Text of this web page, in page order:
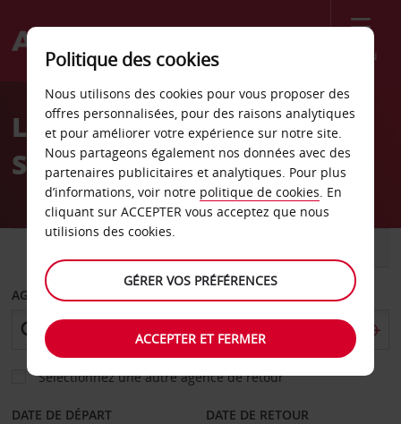
Menu
Welcome
AvisLocation de voiture
Stockton
AGENCE DE DÉPART
Sélectionnez une autre agence de retour
DATE DE DÉPART DATE DE RETOUR
Politique des cookies
Nous utilisons des cookies pour vous proposer des
offres personnalisées, pour des raisons analytiques
et pour améliorer votre expérience sur notre site.
Nous partageons également nos données avec des
partenaires publicitaires et analytiques. Pour plus
d’informations, voir notre politique de cookies. En
cliquant sur ACCEPTER vous acceptez que nous
utilisions des cookies.
GÉRER VOS PRÉFÉRENCES
ACCEPTER ET FERMER